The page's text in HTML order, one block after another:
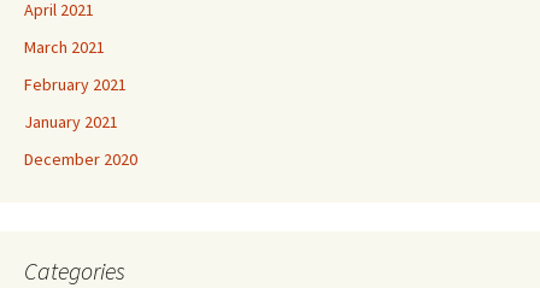
April 2021
March 2021
February 2021
January 2021
December 2020
Categories